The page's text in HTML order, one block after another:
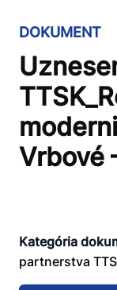
DOKUMENT
Vrbové
Kategória
partnerstva